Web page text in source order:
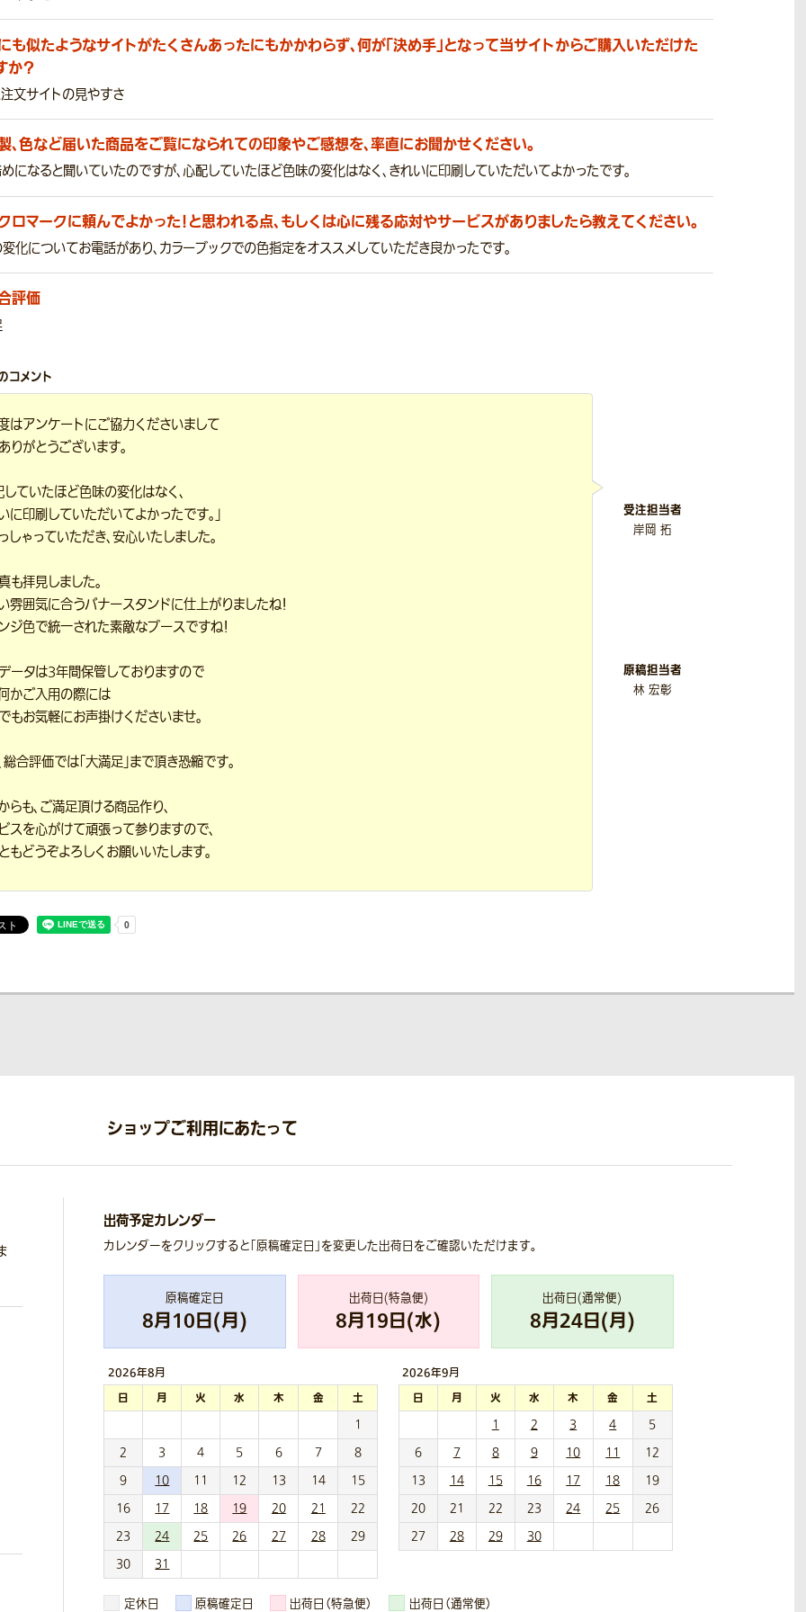
も似たようなサイトがたくさんあったにもかかわらず、何が「決め手」となって当サイトからご購入いただけた
か？
文サイトの見やすさ
、色など届いた商品をご覧になられての印象やご感想を、率直にお聞かせください。
になると聞いていたのですが、心配していたほど色味の変化はなく、きれいに印刷していただいてよかったです。
ロマークに頼んでよかった！と思われる点、もしくは心に残る応対やサービスがありましたら教えてください。
化についてお電話があり、カラーブックでの色指定をオススメしていただき良かったです。
評価
コメント
はアンケートにご協力くださいまして
りがとうございます。
していたほど色味の変化はなく、
に印刷していただいてよかったです。」
しゃっていただき、安心いたしました。
も拝見しました。
雰囲気に合うバナースタンドに仕上がりましたね！
ジ色で統一された素敵なブースですね！
ータは3年間保管しておりますので
かご入用の際には
もお気軽にお声掛けくださいませ。
総合評価では「大満足」まで頂き恐縮です。
らも、ご満足頂ける商品作り、
スを心がけて頑張って参りますので、
もどうぞよろしくお願いいたします。
受注担当者
岸岡 拓
原稿担当者
林 宏彰
ショップご利用にあたって
出荷予定カレンダー
カレンダーをクリックすると「原稿確定日」を変更した出荷日をご確認いただけます。
原稿確定日
8月10日(月)
出荷日(特急便)
8月19日(水)
出荷日(通常便)
8月24日(月)
2026年8月
日 月 火 水 木 金
土
1
2
3 4 5 6 7
8
9
10 11 12 13 14
15
16
17 18 19 20 21
22
23
24 25 26 27 28
29
30
31
2026年9月
日 月 火 水 木 金
土
1
2 3 4
5
6
7 8 9 10 11
12
13
14 15 16 17 18
19
20
21 22 23 24 25
26
27
28 29 30
定休日 原稿確定日 出荷日（特急便） 出荷日（通常便）